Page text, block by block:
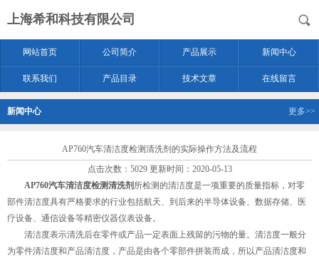
上海希和科技有限公司
网站首页 公司简介 产品展示 新闻中心
联系我们 产品目录 技术文章 在线留言
新闻中心 更多>>
AP760汽车清洁度检测清洗剂的实际操作方法及流程
点击次数：5029 更新时间：2020-05-13
AP760汽车清洁度检测清洗剂 所检测的清洁度是一项重要的质量指标，对零
部件清洁度具有严格要求的行业包括航天、到后来的半导体设备、数据存储、医
疗设备、通信设备等精密仪器仪表设备。
清洁度表示清洗后在零件或产品一定表面上残留的污物的量。清洁度一般分
为零件清洁度和产品清洁度，产品是由各个零部件拼装而成，所以产品清洁度和